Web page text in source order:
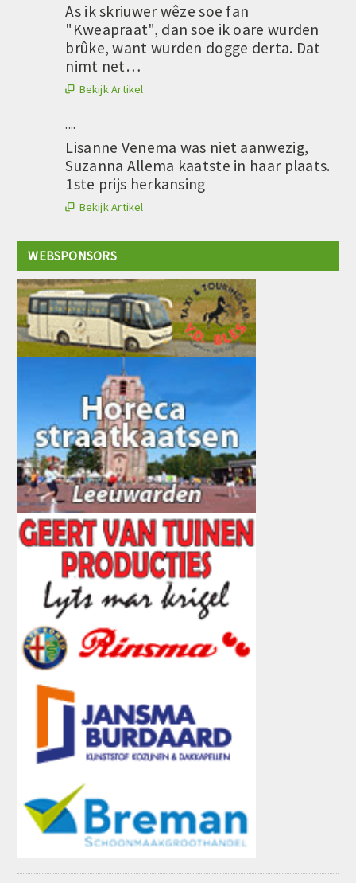
As ik skriuwer wêze soe fan
"Kweapraat", dan soe ik oare wurden
brûke, want wurden dogge derta. Dat
nimt net…
 Bekijk Artikel
....
Lisanne Venema was niet aanwezig,
Suzanna Allema kaatste in haar plaats.
1ste prijs herkansing
 Bekijk Artikel
WEBSPONSORS